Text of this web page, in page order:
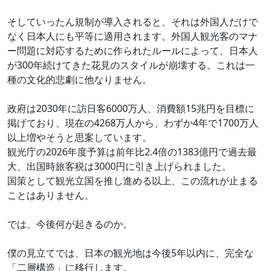
そしていったん規制が導入されると、それは外国人だけで
なく日本人にも平等に適用されます。外国人観光客のマナ
ー問題に対応するために作られたルールによって、日本人
が300年続けてきた花見のスタイルが崩壊する。これは一
種の文化的悲劇に他なりません。
政府は2030年に訪日客6000万人、消費額15兆円を目標に
掲げており、現在の4268万人から、わずか4年で1700万人
以上増やそうと思案しています。
観光庁の2026年度予算は前年比2.4倍の1383億円で過去最
大、出国時旅客税は3000円に引き上げられました。
国策として観光立国を推し進める以上、この流れが止まる
ことはありません。
では、今後何が起きるのか。
僕の見立てでは、日本の観光地は今後5年以内に、完全な
「二層構造」に移行します。